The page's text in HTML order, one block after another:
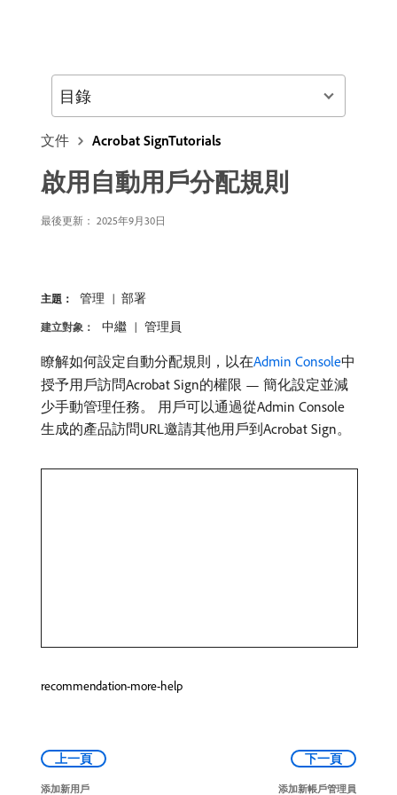
文件 Acrobat SignTutorials
啟用自動用戶分配規則
最後更新： 2025年9月30日
主題： 管理 部署
建立對象： 中繼 管理員
瞭解如何設定自動分配規則，以在Admin Console中
授予用戶訪問Acrobat Sign的權限 — 簡化設定並減
少手動管理任務。 用戶可以通過從Admin Console
生成的產品訪問URL邀請其他用戶到Acrobat Sign。
recommendation-more-help
上一頁
添加新用戶
下一頁
添加新帳戶管理員
目錄